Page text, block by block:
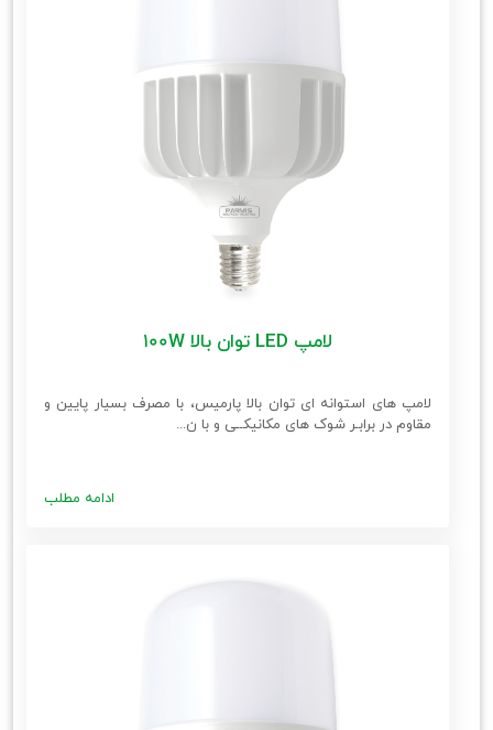
لامپ LED توان بالا 100W
لامپ های استوانه ای توان بالا پارمیس، با مصرف بسیار پایین و
مقاوم در برابـر شوک های مکانیکــی و با ن...
ادامه مطلب